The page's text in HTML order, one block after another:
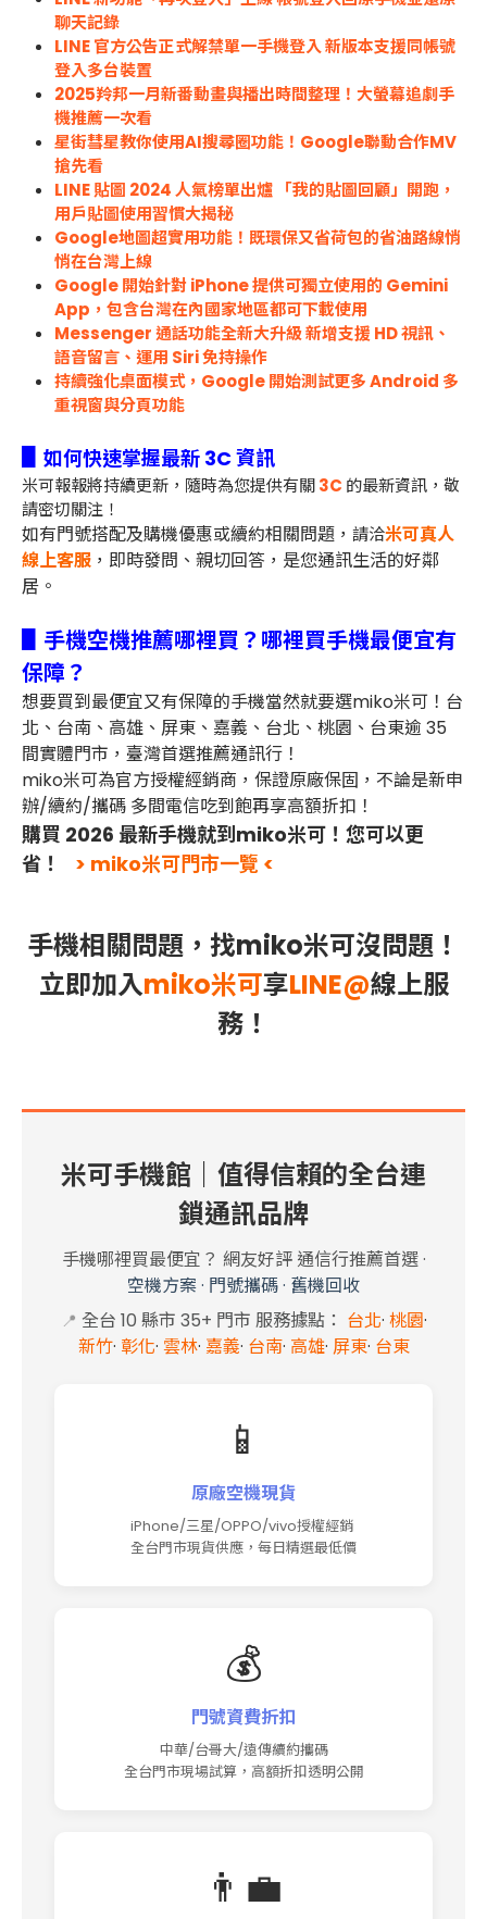
聊天記錄
LINE 官方公告正式解禁單一手機登入 新版本支援同帳號
登入多台裝置
2025羚邦一月新番動畫與播出時間整理！大螢幕追劇手
機推薦一次看
星街彗星教你使用AI搜尋圈功能！Google聯動合作MV
搶先看
LINE 貼圖 2024 人氣榜單出爐 「我的貼圖回顧」開跑，
用戶貼圖使用習慣大揭秘
Google地圖超實用功能！既環保又省荷包的省油路線悄
悄在台灣上線
Google 開始針對 iPhone 提供可獨立使用的 Gemini
App，包含台灣在內國家地區都可下載使用
Messenger 通話功能全新大升級 新增支援 HD 視訊、
語音留言、運用 Siri 免持操作
持續強化桌面模式，Google 開始測試更多 Android 多
重視窗與分頁功能
如何快速掌握最新 3C 資訊
米可報報將持續更新，隨時為您提供有關3C 的最新資訊，敬
請密切關注！
如有門號搭配及購機優惠或續約相關問題， 請洽米可真人
線上客服 ，即時發問、親切回答，是您通訊生活的好鄰
居。
▋手機空機推薦哪裡買？哪裡買手機最便宜有
保障？
想要買到最便宜又有保障的手機當然就要選miko米可！台
北、台南、高雄、屏東、嘉義、台北、桃園、台東逾 35
間實體門市，臺灣首選推薦通訊行！
miko米可為官方授權經銷商，保證原廠保固，不論是新申
辦/續約/攜碼 多間電信吃到飽再享高額折扣！
購買 2026 最新手機就到miko米可！您可以更
省！
> miko米可門市一覽 <
手機相關問題，找miko米可沒問題！
立即加入miko米可享LINE@線上服
務！
米可手機館｜值得信賴的全台連
鎖通訊品牌
手機哪裡買最便宜？ 網友好評 通信行推薦首選·
空機方案· 門號攜碼· 舊機回收
📍 全台 10 縣市 35+ 門市 服務據點： 台北· 桃園·
新竹· 彰化· 雲林· 嘉義· 台南· 高雄· 屏東· 台東
📱
原廠空機現貨
iPhone/三星/OPPO/vivo授權經銷
全台門市現貨供應，每日精選最低價
💰
門號資費折扣
中華/台哥大/遠傳續約攜碼
全台門市現場試算，高額折扣透明公開
👨‍💼